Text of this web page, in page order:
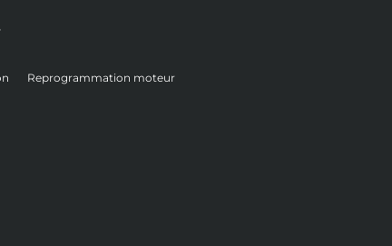
Reprogrammation moteur